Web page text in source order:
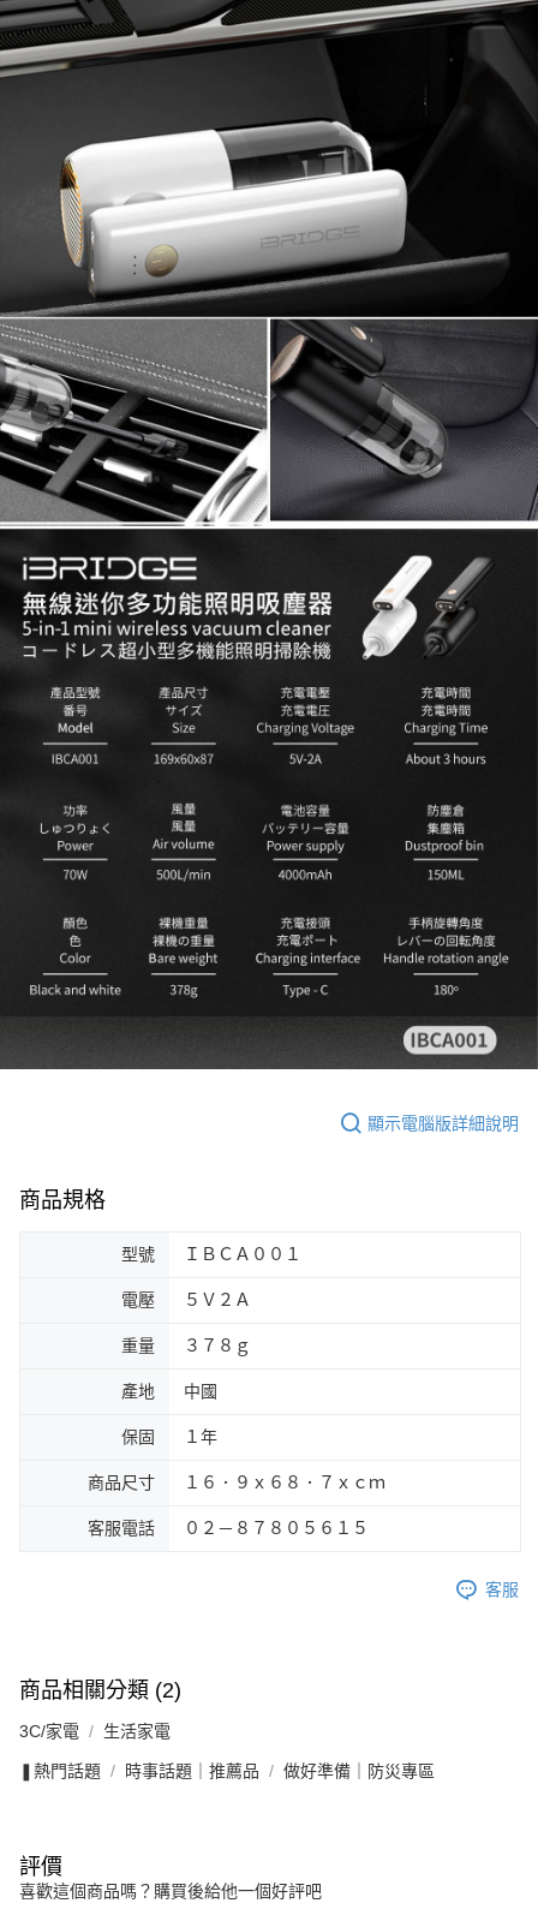
顯示電腦版詳細說明
商品規格
型號 ＩＢＣＡ００１
電壓 ５Ｖ２Ａ
重量 ３７８ｇ
產地 中國
保固 １年
商品尺寸 １６．９ｘ６８．７ｘｃｍ
客服電話 ０２－８７８０５６１５
客服
商品相關分類 (2)
3C/家電 生活家電
❚熱門話題 時事話題｜推薦品 做好準備｜防災專區
評價
喜歡這個商品嗎？購買後給他一個好評吧